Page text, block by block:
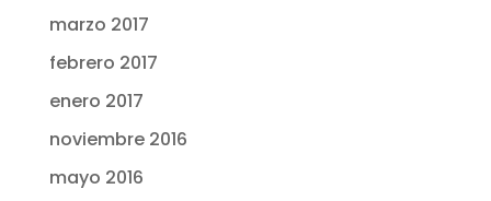
marzo 2017
febrero 2017
enero 2017
noviembre 2016
mayo 2016